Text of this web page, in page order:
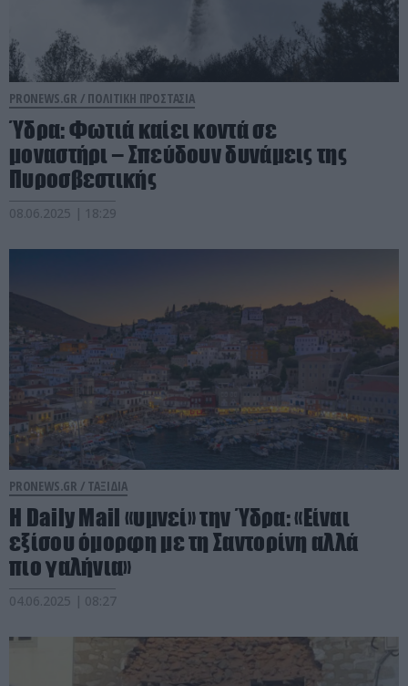
PRONEWS.GR / ΠΟΛΙΤΙΚΗ ΠΡΟΣΤΑΣΙΑ
Ύδρα: Φωτιά καίει κοντά σε
μοναστήρι – Σπεύδουν δυνάμεις της
Πυροσβεστικής
08.06.2025 | 18:29
PRONEWS.GR / ΤΑΞΙΔΙΑ
Η Daily Mail «υμνεί» την Ύδρα: «Είναι
εξίσου όμορφη με τη Σαντορίνη αλλά
πιο γαλήνια»
04.06.2025 | 08:27